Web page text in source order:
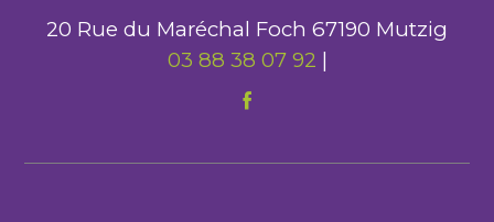
20 Rue du Maréchal Foch 67190 Mutzig
03 88 38 07 92 |